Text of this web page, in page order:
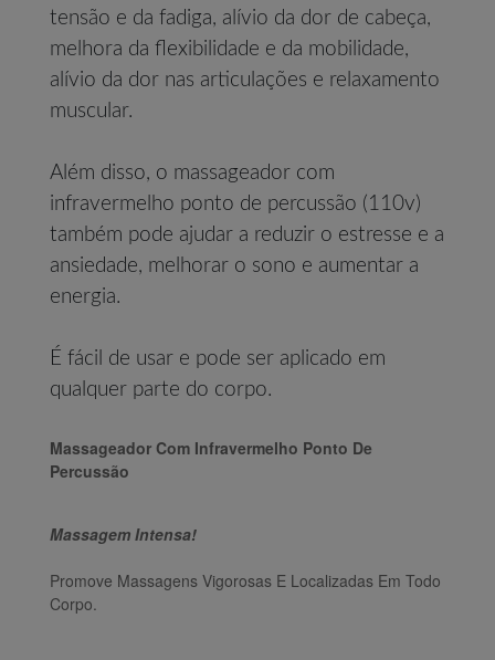
tensão e da fadiga, alívio da dor de cabeça,
melhora da flexibilidade e da mobilidade,
alívio da dor nas articulações e relaxamento
muscular.
Além disso, o massageador com
infravermelho ponto de percussão (110v)
também pode ajudar a reduzir o estresse e a
ansiedade, melhorar o sono e aumentar a
energia.
É fácil de usar e pode ser aplicado em
qualquer parte do corpo.
Massageador Com Infravermelho Ponto De
Percussão
Massagem Intensa!
Promove Massagens Vigorosas E Localizadas Em Todo
Corpo.